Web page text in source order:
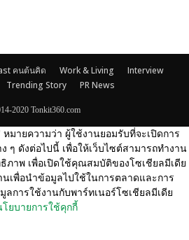
คนต้นคิด Work & Living
Interview
Trending Story PR News
2020 Tonkit360.com
มายความว่า ผู้ใช้งานยอมรับที่จะเปิดการ
ๆ ดังต่อไปนี้ เพื่อให้เว็บไซต์สามารถทำงาน
ภาพ เพื่อเปิดใช้คุณสมบัติของโซเชียลมีเดีย
นเพื่อนำข้อมูลไปใช้ในการตลาดและการ
การใช้งานกับพาร์ทเนอร์โซเชียลมีเดีย
โยบายการใช้คุกกี้